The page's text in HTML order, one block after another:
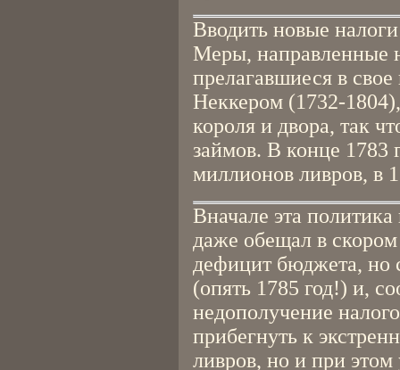
Вводить новые
Меры, направленные
прелагавшиеся в
Неккером (1732-
короля и двора, так
займов. В конце 1783
миллионов ливров, в
Вначале эта
даже обещал в
дефицит бюджета, но
(опять 1785 год!) и,
недополучение
прибегнуть к
ливров, но и при